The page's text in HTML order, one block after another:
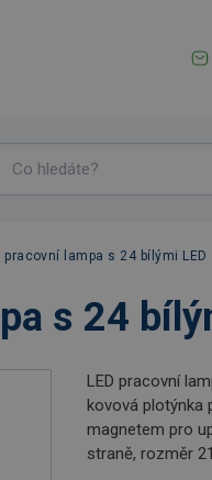
pracovní lampa s 24 bílými LED
s 24
LED pracovní
kovová plotýnka
magnetem pro
straně, rozměr